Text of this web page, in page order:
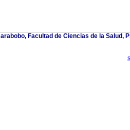
Facultad de Ciencias de la Salud,